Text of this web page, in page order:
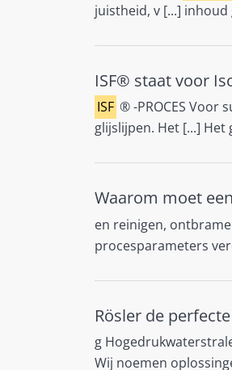
juistheid, v [...]
ISF® staat voor
ISF ® -PROCES Voor
glijslijpen. Het [...]
Waarom moet
en reinigen,
procesparameters
Rösler de
g
Wij noemen